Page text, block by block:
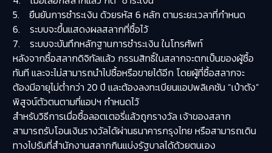
5. ยืนยันการชำระเงิน ด้วยรหัส 6 หลัก ตามระยะเวลาที่กำหนด
6. ระบบจะขึ้นแสดงผลสลากที่ซื้อไว้
7. ระบบจะบันทึกหลักฐานการชำระเงิน ในโทรศัพท์
หลังจากซื้อสลากดิจิทัลแล้ว กรรมสิทธิ์ในสลากจะตกเป็นของผู้ซื้อ
ทันที และจะไม่สามารถนำไปซื้อหรือขายได้อีก โดยผู้ที่ซื้อสลากจะ
ต้องมีอายุไม่ต่ำกว่า 20 ปี และต้องลงทะเบียนแอปพลิเคชัน “เป๋าตัง”
พิสูจน์ตัวตนตามที่แอปฯ กำหนดไว้
สำหรับวิธีการเมื่อซื้อลอตเตอรี่แล้วถูกรางวัล เจ้าของสลาก
สามารถรับโอนเงินรางวัลได้ผ่านธนาคารกรุงไทย หรือสามารถเดิน
ทางไปรับที่สำนักงานสลากกินแบ่งรัฐบาลได้ด้วยตนเอง